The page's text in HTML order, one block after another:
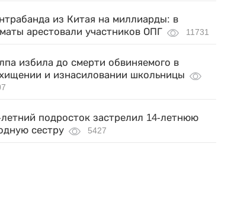
из Китая на миллиарды: в
арестовали участников ОПГ
11731
избила до смерти обвиняемого в
и изнасиловании школьницы
летний подросток застрелил 14-летнюю
сестру
5427